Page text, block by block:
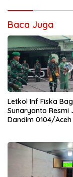
Baca Juga
Letkol Inf Fiska
Sunaryanto Resmi
Dandim 0104/
0104/Atim